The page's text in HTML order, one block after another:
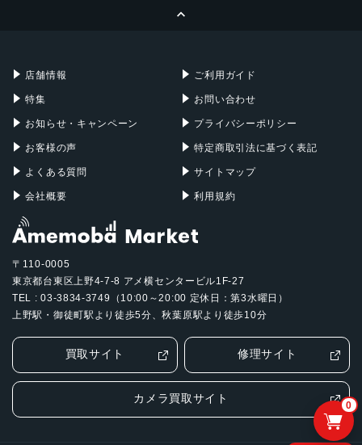
0
店舗情報
特集
お知らせ・キャンペーン
お客様の声
よくある質問
会社概要
ご利用ガイド
お問い合わせ
プライバシーポリシー
特定商取引法に基づく表記
サイトマップ
利用規約
〒110-0005
東京都台東区上野4-7-8 アメ横センタービル1F-27
TEL : 03-3834-3749（10:00～20:00 定休日：第3水曜日）
上野駅・御徒町駅より徒歩5分、秋葉原駅より徒歩10分
買取サイト 修理サイト
カメラ買取サイト